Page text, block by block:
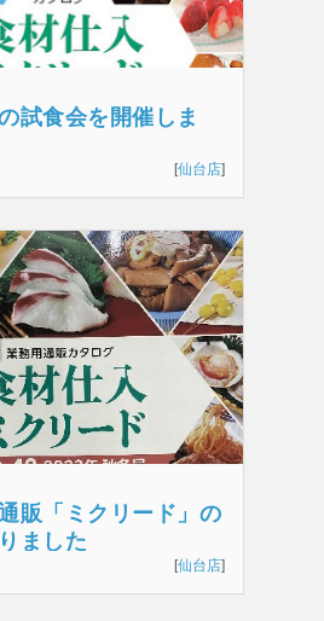
試食会を開催しま
[仙台店]
販「ミクリード」の
ました
[仙台店]